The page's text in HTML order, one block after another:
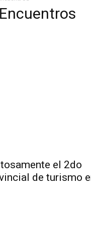
el 2do
de turismo